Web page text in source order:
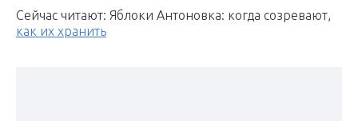
Сейчас читают: Яблоки Антоновка: когда созревают,
как их хранить